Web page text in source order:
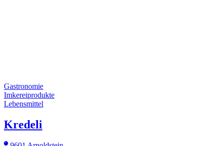
Gastronomie
Imkereiprodukte
Lebensmittel
Kredeli